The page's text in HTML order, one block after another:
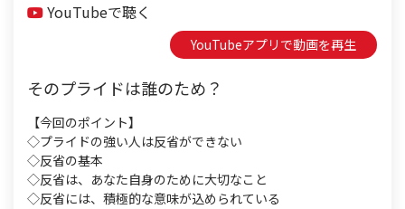
n
g
YouTubeで聴く
YouTubeアプリで動画を再生
そのプライドは誰のため？
【今回のポイント】
◇プライドの強い人は反省ができない
◇反省の基本
◇反省は、あなた自身のために大切なこと
◇反省には、積極的な意味が込められている